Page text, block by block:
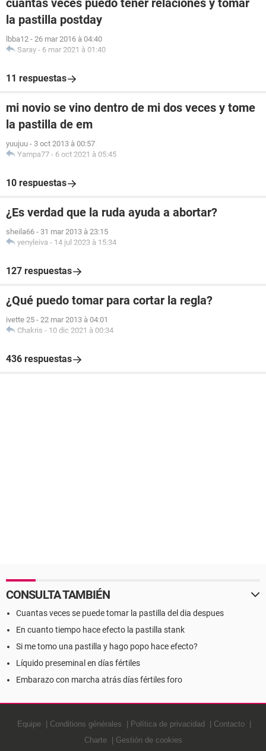
cuantas veces puedo tener relaciones y tomar
la pastilla postday
lbba12 - 26 mar 2016 à 04:40
Saray - 6 mar 2021 à 01:40
11 respuestas
mi novio se vino dentro de mi dos veces y tome
la pastilla de em
yuujuu - 3 oct 2013 à 00:57
Yampa77 - 6 oct 2021 à 05:45
10 respuestas
¿Es verdad que la ruda ayuda a abortar?
sheila66 - 31 mar 2013 à 23:15
yenyleiva - 14 jul 2023 à 15:34
127 respuestas
¿Qué puedo tomar para cortar la regla?
ivette 25 - 22 mar 2013 à 04:01
Chakris - 10 dic 2021 à 00:34
436 respuestas
CONSULTA TAMBIÉN
Cuantas veces se puede tomar la pastilla del dia despues
En cuanto tiempo hace efecto la pastilla stank
Si me tomo una pastilla y hago popo hace efecto?
Líquido preseminal en días fértiles
Embarazo con marcha atrás días fértiles foro
Equipe Conditions générales Política de privacidad
Contacto
Charte
Gestión de cookies